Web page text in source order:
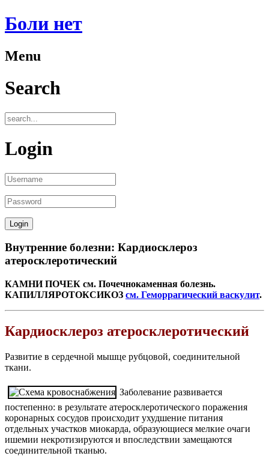
Боли нет
Menu
Search
Login
Внутренние болезни: Кардиосклероз
атеросклеротический
КАМНИ ПОЧЕК см. Почечнокаменная болезнь.
КАПИЛЛЯРОТОКСИКОЗ см. Геморрагический васкулит.
Кардиосклероз атеросклеротический
Развитие в сердечной мышце рубцовой, соединительной
ткани.
Заболевание развивается
постепенно: в результате атеросклеротического поражения
коронарных сосудов происходит ухудшение питания
отдельных участков миокарда, образующиеся мелкие очаги
ишемии некротизируются и впоследствии замещаются
соединительной тканью.